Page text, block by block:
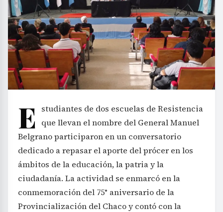
E
studiantes de dos escuelas de Resistencia
que llevan el nombre del General Manuel
Belgrano participaron en un conversatorio
dedicado a repasar el aporte del prócer en los
ámbitos de la educación, la patria y la
ciudadanía. La actividad se enmarcó en la
conmemoración del 75° aniversario de la
Provincialización del Chaco y contó con la